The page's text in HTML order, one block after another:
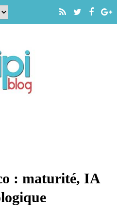
: maturité, IA